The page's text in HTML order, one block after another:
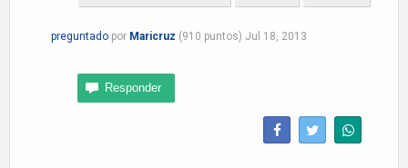
preguntado por Maricruz (910 puntos) Jul 18, 2013